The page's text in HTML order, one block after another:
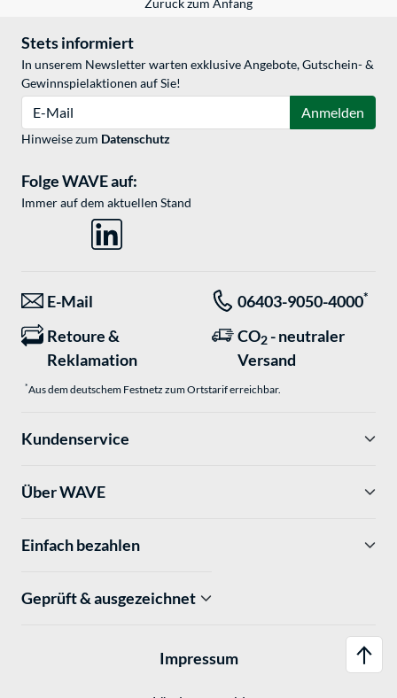
Zurück zum Anfang
Stets informiert
In unserem Newsletter warten exklusive Angebote, Gutschein- &
Gewinnspielaktionen auf Sie!
Anmelden
Hinweise zum Datenschutz
Folge WAVE auf:
Immer auf dem aktuellen Stand
E-Mail 06403-9050-4000*
Retoure &
Reklamation
CO2 - neutraler
Versand
*Aus dem deutschem Festnetz zum Ortstarif erreichbar.
Kundenservice
Über WAVE
Einfach bezahlen
Geprüft & ausgezeichnet
Impressum